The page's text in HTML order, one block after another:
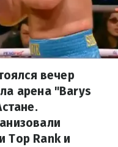
вечер
арена "Barys
Top Rank и